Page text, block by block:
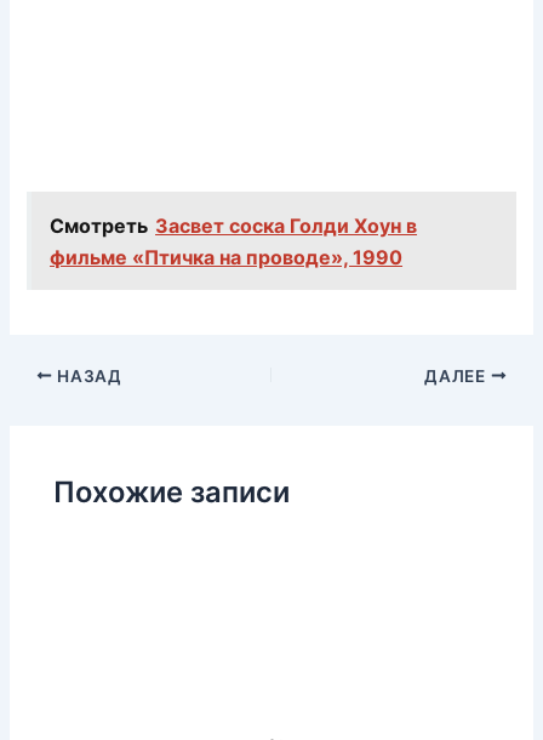
Смотреть Засвет соска Голди Хоун в
фильме «Птичка на проводе», 1990
НАЗАД ДАЛЕЕ
Похожие записи